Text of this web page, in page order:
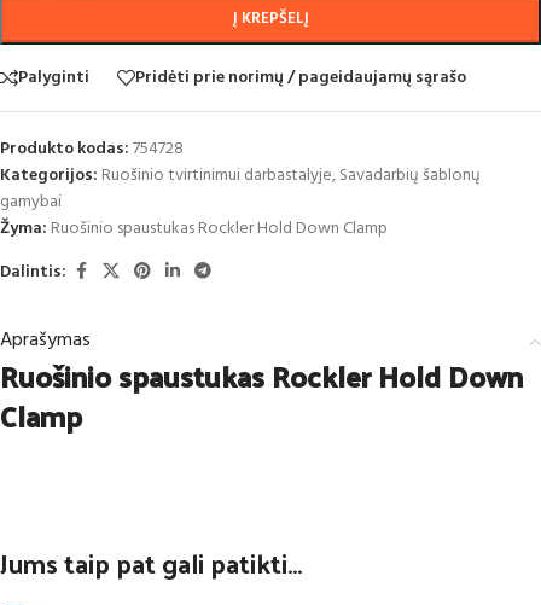
Į KREPŠELĮ
Palyginti Pridėti prie norimų / pageidaujamų sąrašo
Produkto kodas:754728
Kategorijos: Ruošinio tvirtinimui darbastalyje,Savadarbių šablonų
gamybai
Žyma: Ruošinio spaustukas Rockler Hold Down Clamp
Dalintis:
Aprašymas
Ruošinio spaustukas Rockler Hold Down
Clamp
Jums taip pat gali patikti…